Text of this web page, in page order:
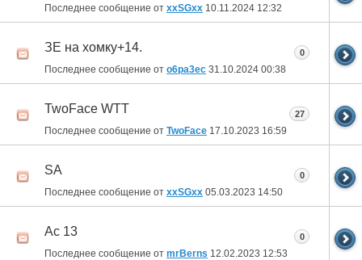
Последнее сообщение от xxSGxx 10.11.2024 12:32
ЗЕ на хомку+14.
Последнее сообщение от o6pa3ec 31.10.2024 00:38
0
TwoFace WTT
Последнее сообщение от TwoFace 17.10.2023 16:59
27
SA
Последнее сообщение от xxSGxx 05.03.2023 14:50
0
Ас 13
Последнее сообщение от mrBerns 12.02.2023 12:53
0